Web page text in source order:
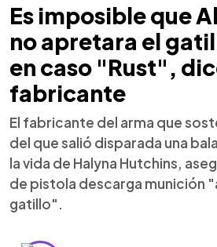
Es imposible que
no apretara el
en caso "Rust",
fabricante
El fabricante del arma que
del que salió disparada una
la vida de Halyna Hutchins,
de pistola descarga munición
gatillo".